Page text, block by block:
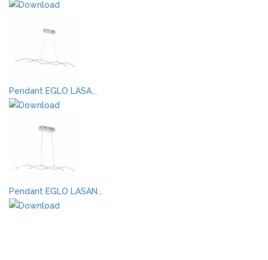
Pendant EGLO LASA...
Pendant EGLO LASAN...